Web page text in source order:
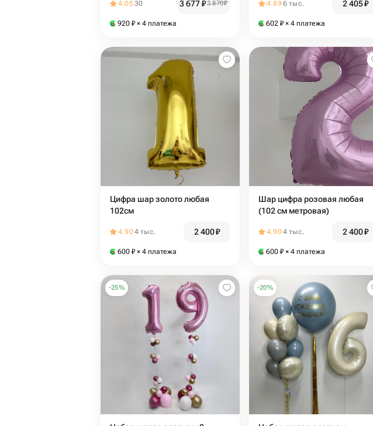
4.0530 3 677₽3 870₽
920 ₽ × 4 платежа
4.896 тыс. 2 405₽
602 ₽ × 4 платежа
Цифра шар золото любая
102см
4.904 тыс. 2 400₽
600 ₽ × 4 платежа
Шар цифра розовая любая
(102 см метровая)
4.904 тыс. 2 400₽
600 ₽ × 4 платежа
-25% -20%